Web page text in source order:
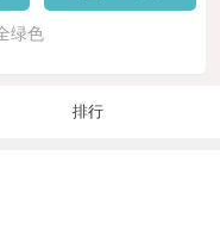
绿色
排行